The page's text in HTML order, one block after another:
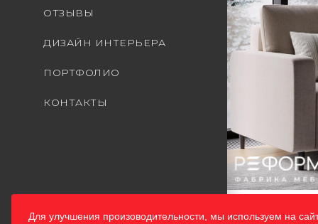
ОТЗЫВЫ
ДИЗАЙН ИНТЕРЬЕРА
ПОРТФОЛИО
КОНТАКТЫ
Для улучшения произоводительности, мы используем на